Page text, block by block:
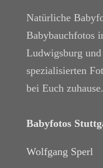
Natürliche
Babybauchfotos
Ludwigsburg
spezialisierten
bei Euch zuhause.
Babyfotos
Wolfgang Sperl